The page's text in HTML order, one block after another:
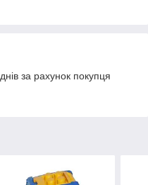
за рахунок покупця